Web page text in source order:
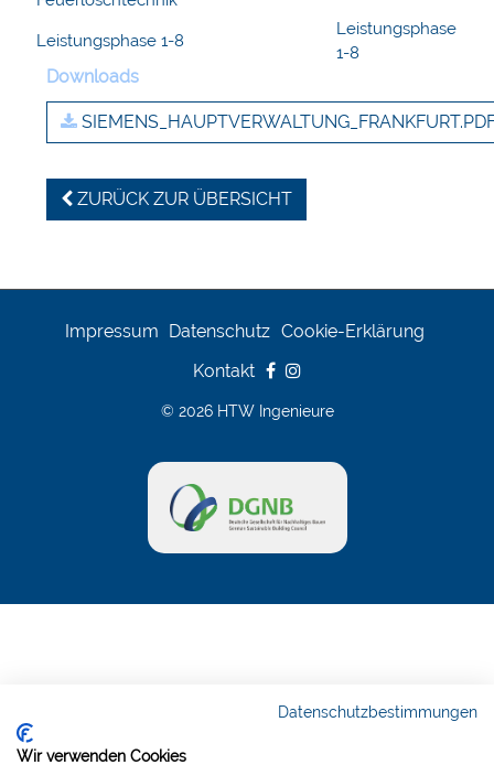
Leistungsphase 1-8
Leistungsphase
1-8
Downloads
ZURÜCK ZUR ÜBERSICHT
Impressum Datenschutz Cookie-Erklärung
Kontakt
© 2026 HTW Ingenieure
Datenschutzbestimmungen
Wir verwenden Cookies